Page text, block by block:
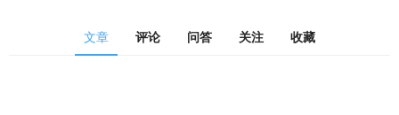
文章 评论 问答 关注 收藏